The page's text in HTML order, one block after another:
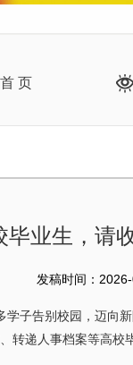
首 页
毕业生，请
发稿时间：
告别校园，迈向新
转递人事档案等高校